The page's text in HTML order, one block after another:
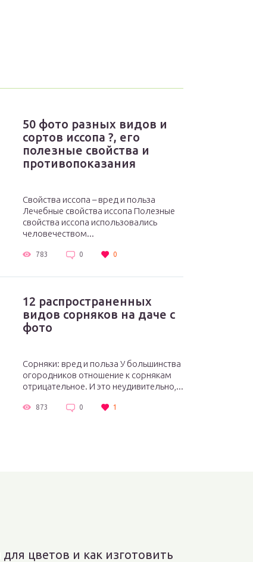
50 фото разных видов и
сортов иссопа ?, его
полезные свойства и
противопоказания
Свойства иссопа – вред и польза
Лечебные свойства иссопа Полезные
свойства иссопа использовались
человечеством...
783 0 0
12 распространенных
видов сорняков на даче с
фото
Сорняки: вред и польза У большинства
огородников отношение к сорнякам
отрицательное. И это неудивительно,...
873 0 1
цветов и как изготовить